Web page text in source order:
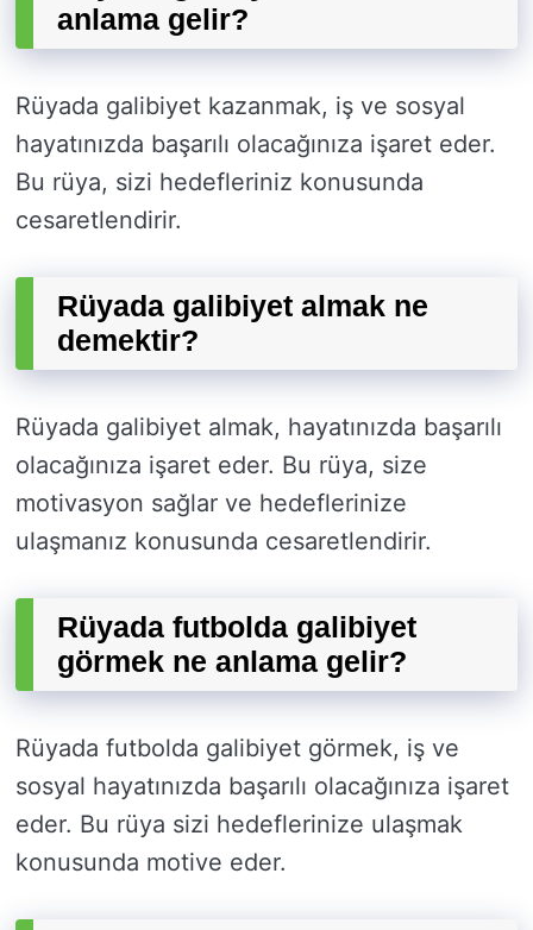
anlama gelir?
Rüyada galibiyet kazanmak, iş ve sosyal
hayatınızda başarılı olacağınıza işaret eder.
Bu rüya, sizi hedefleriniz konusunda
cesaretlendirir.
Rüyada galibiyet almak ne
demektir?
Rüyada galibiyet almak, hayatınızda başarılı
olacağınıza işaret eder. Bu rüya, size
motivasyon sağlar ve hedeflerinize
ulaşmanız konusunda cesaretlendirir.
Rüyada futbolda galibiyet
görmek ne anlama gelir?
Rüyada futbolda galibiyet görmek, iş ve
sosyal hayatınızda başarılı olacağınıza işaret
eder. Bu rüya sizi hedeflerinize ulaşmak
konusunda motive eder.